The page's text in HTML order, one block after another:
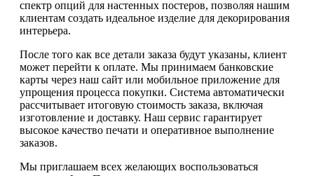
спектр опций для настенных постеров, позволяя нашим
клиентам создать идеальное изделие для декорирования
интерьера.
После того как все детали заказа будут указаны, клиент
может перейти к оплате. Мы принимаем банковские
карты через наш сайт или мобильное приложение для
упрощения процесса покупки. Система автоматически
рассчитывает итоговую стоимость заказа, включая
изготовление и доставку. Наш сервис гарантирует
высокое качество печати и оперативное выполнение
заказов.
Мы приглашаем всех желающих воспользоваться